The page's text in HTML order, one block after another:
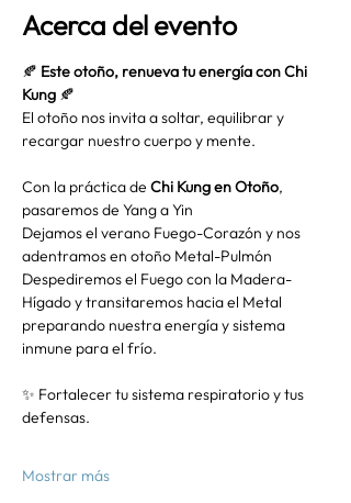
Acerca del evento
🍂 Este otoño, renueva tu energía con Chi
Kung 🍂
El otoño nos invita a soltar, equilibrar y
recargar nuestro cuerpo y mente.
Con la práctica de Chi Kung en Otoño,
pasaremos de Yang a Yin
Dejamos el verano Fuego-Corazón y nos
adentramos en otoño Metal-Pulmón
Despediremos el Fuego con la Madera-
Hígado y transitaremos hacia el Metal
preparando nuestra energía y sistema
inmune para el frío.
✨ Fortalecer tu sistema respiratorio y tus
defensas.
Mostrar más